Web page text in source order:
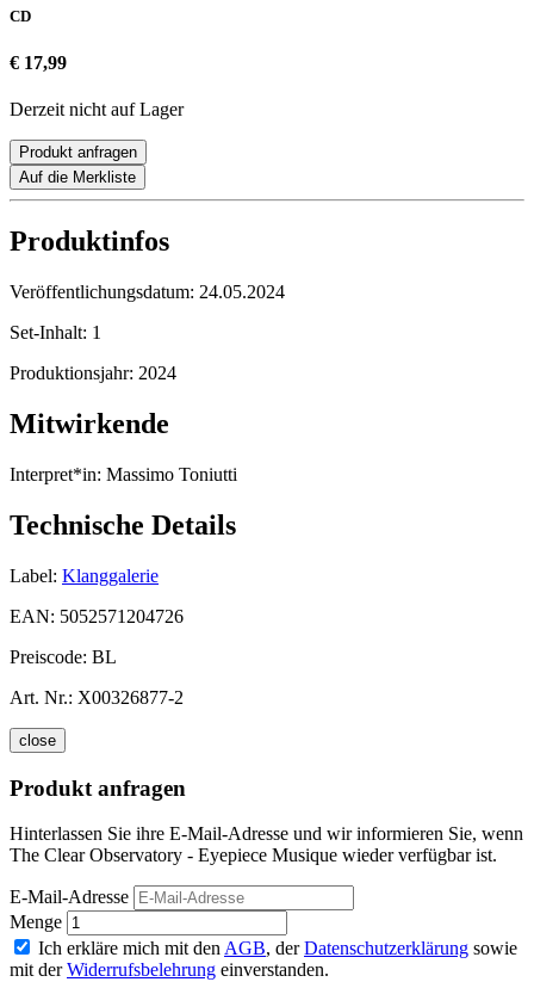
CD
€ 17,99
Derzeit nicht auf Lager
Produkt anfragen
Auf die Merkliste
Produktinfos
Veröffentlichungsdatum: 24.05.2024
Set-Inhalt: 1
Produktionsjahr: 2024
Mitwirkende
Interpret*in: Massimo Toniutti
Technische Details
Label: Klanggalerie
EAN: 5052571204726
Preiscode: BL
Art. Nr.: X00326877-2
close
Produkt anfragen
Hinterlassen Sie ihre E-Mail-Adresse und wir informieren Sie, wenn
The Clear Observatory - Eyepiece Musique wieder verfügbar ist.
E-Mail-Adresse
Menge
Ich erkläre mich mit den AGB, derDatenschutzerklärung sowie
mit derWiderrufsbelehrung einverstanden.